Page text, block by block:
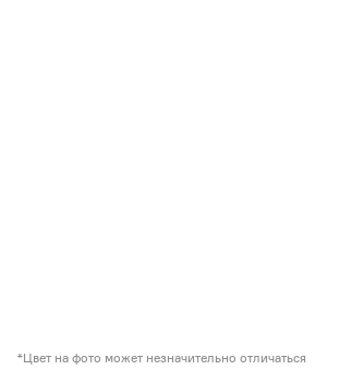
*Цвет на фото может незначительно отличаться